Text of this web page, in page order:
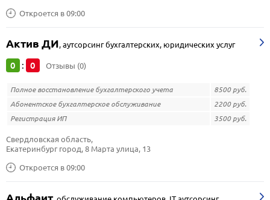
Откроется в 09:00
Актив ДИ,аутсорсинг бухгалтерских, юридических услуг
0 : 0 Отзывы (0)
Полное восстановление бухгалтерского учета
8500 руб.
Абонентское бухгалтерское обслуживание
2200 руб.
Регистрация ИП
3500 руб.
Откроется в 09:00
Свердловская область,
Екатеринбург город, 8 Марта улица, 13